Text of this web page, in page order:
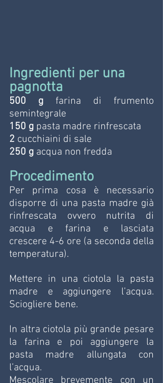
Ingredienti per una
pagnotta
500 g farina di frumento
semintegrale
150 g pasta madre rinfrescata
2 cucchiaini di sale
250 g acqua non fredda
Procedimento
Per prima cosa è necessario
disporre di una pasta madre già
rinfrescata ovvero nutrita di
acqua e farina e lasciata
crescere 4-6 ore (a seconda della
temperatura).
Mettere in una ciotola la pasta
madre e aggiungere l’acqua.
Sciogliere bene.
In altra ciotola più grande pesare
la farina e poi aggiungere la
pasta madre allungata con
l’acqua.
Mescolare brevemente con un